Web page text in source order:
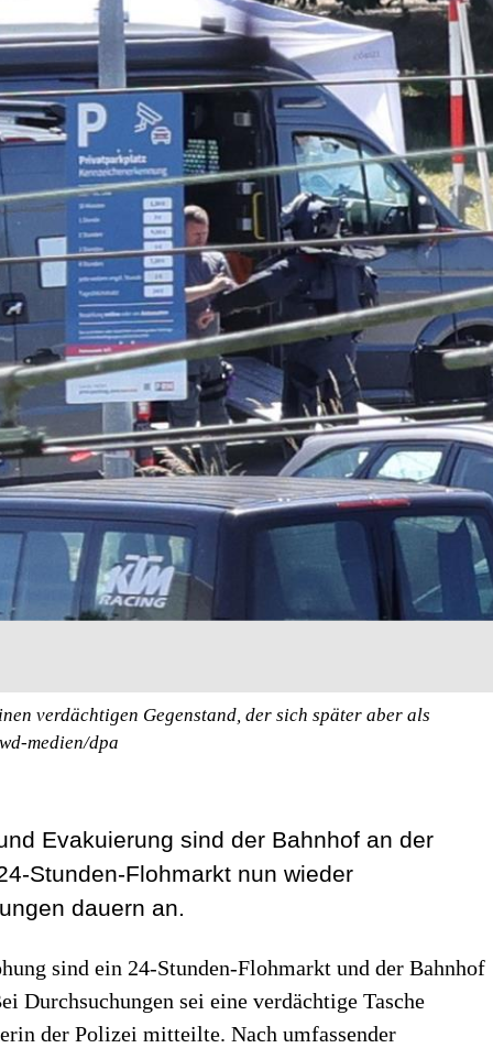
verdächtigen Gegenstand, der sich später aber als
medien/dpa
Evakuierung sind der Bahnhof an der
Stunden-Flohmarkt nun wieder
dauern an.
sind ein 24-Stunden-Flohmarkt und der Bahnhof
Durchsuchungen sei eine verdächtige Tasche
der Polizei mitteilte. Nach umfassender